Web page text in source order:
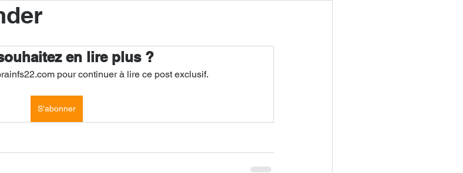
Divers
en lire plus ?
pour continuer à lire ce post exclusif.
S'abonner